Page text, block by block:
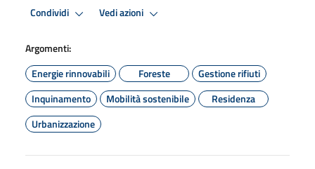
Condividi Vedi azioni
Argomenti:
Energie rinnovabili
Foreste
Gestione rifiuti
Inquinamento
Mobilità sostenibile
Residenza
Urbanizzazione